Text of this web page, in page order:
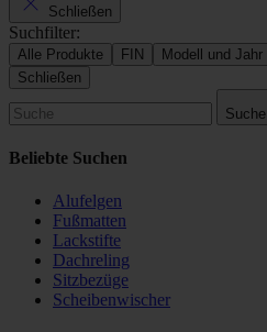
Schließen
Suchfilter:
Alle Produkte FIN
Modell und Jahr
Schließen
Suche
Beliebte Suchen
Alufelgen
Fußmatten
Lackstifte
Dachreling
Sitzbezüge
Scheibenwischer